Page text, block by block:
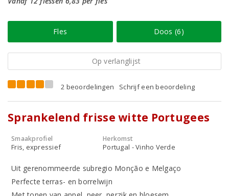
Fles Doos (6)
Op verlanglijst
2 beoordelingen Schrijf een beoordeling
Sprankelend frisse witte Portugees
Smaakprofiel
Fris, expressief
Herkomst
Portugal - Vinho Verde
Uit gerenommeerde subregio Monção e Melgaço
Perfecte terras- en borrelwijn